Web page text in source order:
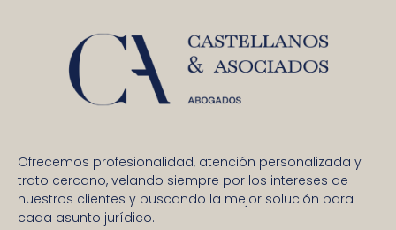
Ofrecemos profesionalidad, atención personalizada y
trato cercano, velando siempre por los intereses de
nuestros clientes y buscando la mejor solución para
cada asunto jurídico.